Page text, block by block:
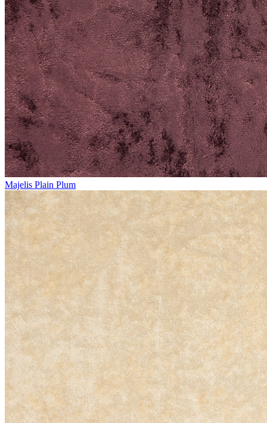
Majelis Plain Plum